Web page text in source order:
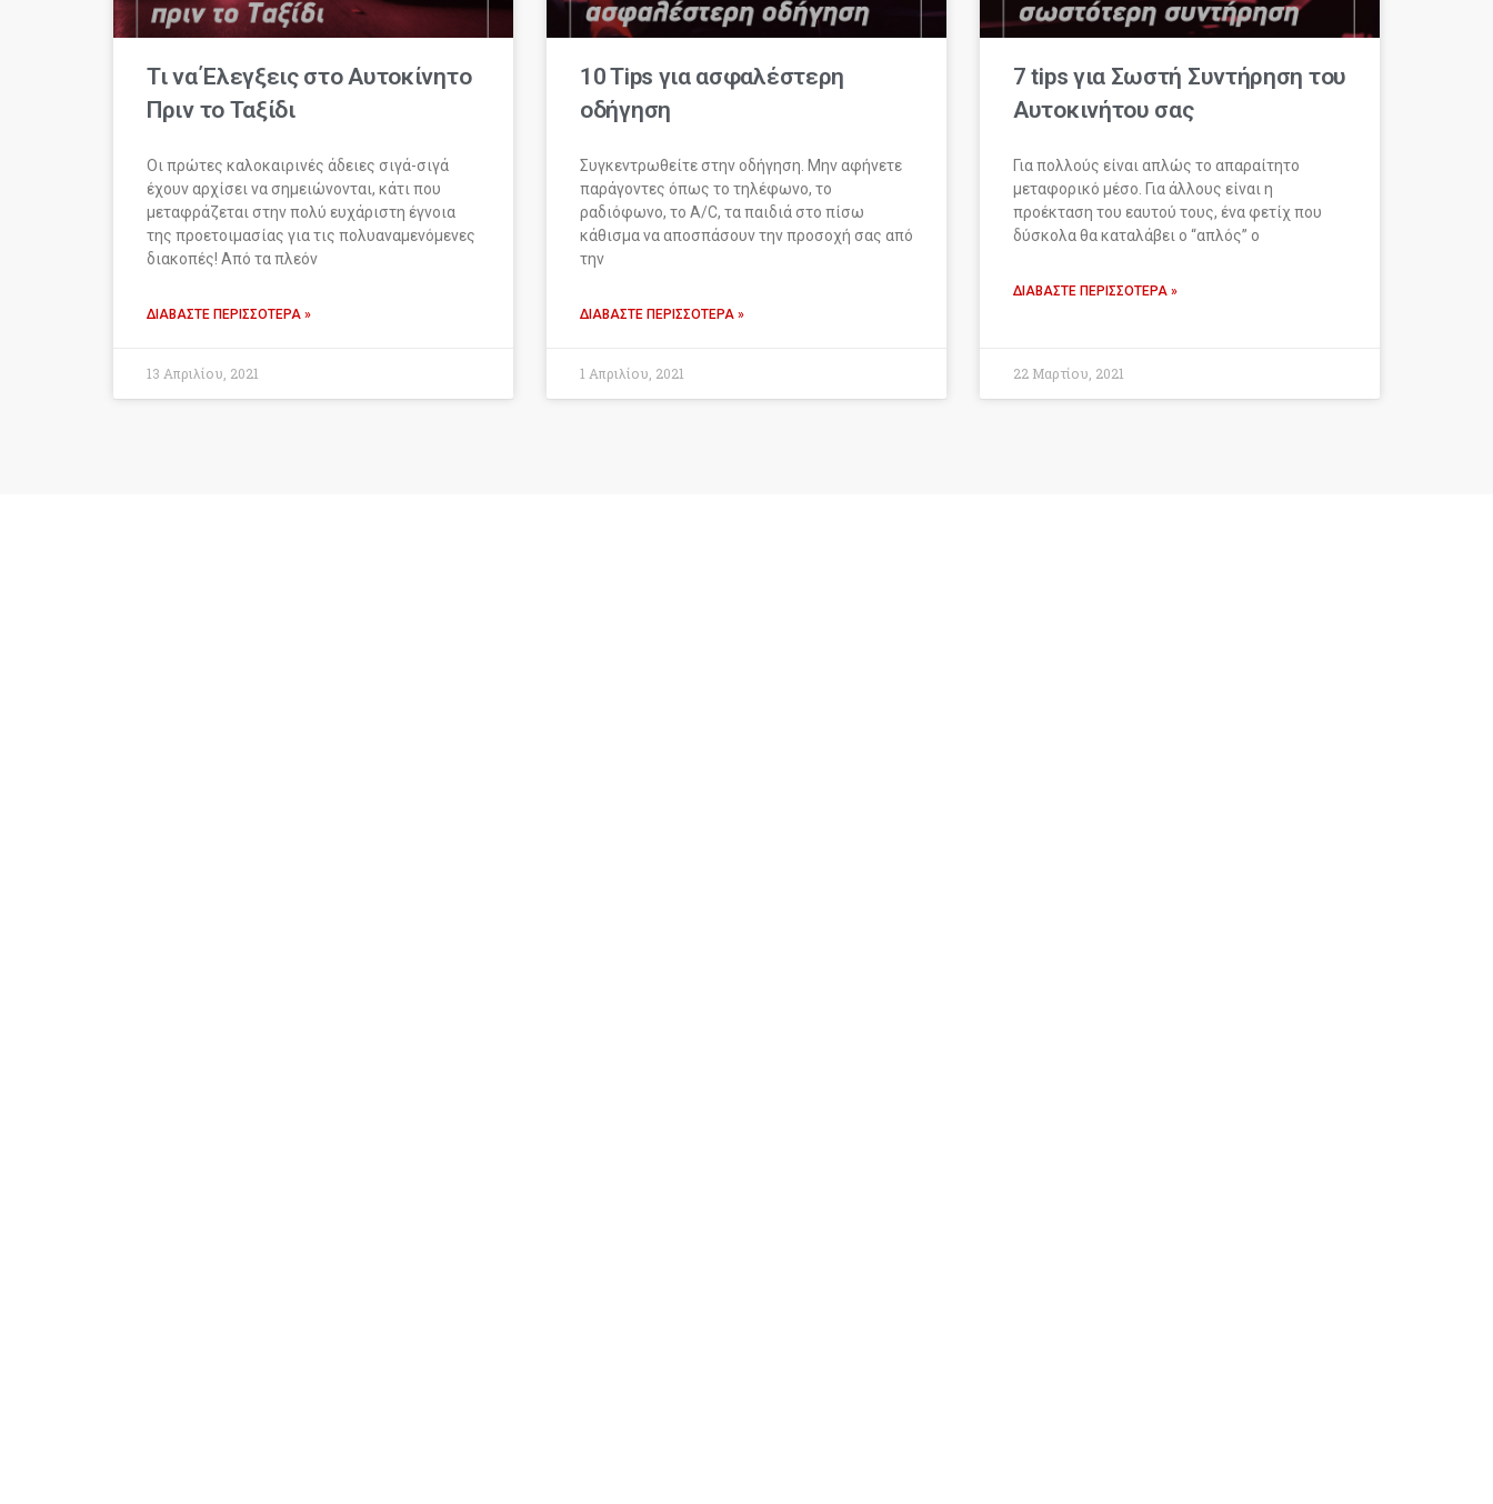
Τι να Έλεγξεις στο Αυτοκίνητο
Πριν το Ταξίδι
Οι πρώτες καλοκαιρινές άδειες σιγά-σιγά
έχουν αρχίσει να σημειώνονται, κάτι που
μεταφράζεται στην πολύ ευχάριστη έγνοια
της προετοιμασίας για τις πολυαναμενόμενες
διακοπές! Από τα πλεόν
ΔΙΑΒΆΣΤΕ ΠΕΡΙΣΣΌΤΕΡΑ »
13 Απριλίου, 2021
10 Tips για ασφαλέστερη
οδήγηση
Συγκεντρωθείτε στην οδήγηση. Μην αφήνετε
παράγοντες όπως το τηλέφωνο, το
ραδιόφωνο, το A/C, τα παιδιά στο πίσω
κάθισμα να αποσπάσουν την προσοχή σας από
την
ΔΙΑΒΆΣΤΕ ΠΕΡΙΣΣΌΤΕΡΑ »
1 Απριλίου, 2021
7 tips για Σωστή Συντήρηση του
Αυτοκινήτου σας
Για πολλούς είναι απλώς το απαραίτητο
μεταφορικό μέσο. Για άλλους είναι η
προέκταση του εαυτού τους, ένα φετίχ που
δύσκολα θα καταλάβει ο “απλός” ο
ΔΙΑΒΆΣΤΕ ΠΕΡΙΣΣΌΤΕΡΑ »
22 Μαρτίου, 2021